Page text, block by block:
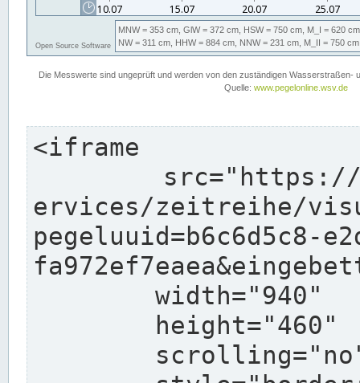
<iframe
ervices/zeitreihe/
pegeluuid=b6c6d5c8-